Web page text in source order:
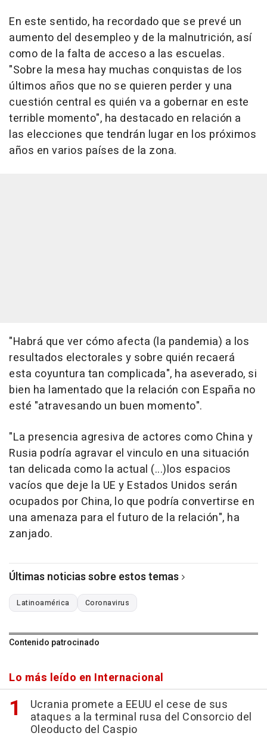
En este sentido, ha recordado que se prevé un
aumento del desempleo y de la malnutrición, así
como de la falta de acceso a las escuelas.
"Sobre la mesa hay muchas conquistas de los
últimos años que no se quieren perder y una
cuestión central es quién va a gobernar en este
terrible momento", ha destacado en relación a
las elecciones que tendrán lugar en los próximos
años en varios países de la zona.
"Habrá que ver cómo afecta (la pandemia) a los
resultados electorales y sobre quién recaerá
esta coyuntura tan complicada", ha aseverado, si
bien ha lamentado que la relación con España no
esté "atravesando un buen momento".
"La presencia agresiva de actores como China y
Rusia podría agravar el vinculo en una situación
tan delicada como la actual (...)los espacios
vacíos que deje la UE y Estados Unidos serán
ocupados por China, lo que podría convertirse en
una amenaza para el futuro de la relación", ha
zanjado.
Últimas noticias sobre estos temas
Latinoamérica Coronavirus
Contenido patrocinado
Lo más leído en Internacional
Ucrania promete a EEUU el cese de sus
ataques a la terminal rusa del Consorcio del
Oleoducto del Caspio